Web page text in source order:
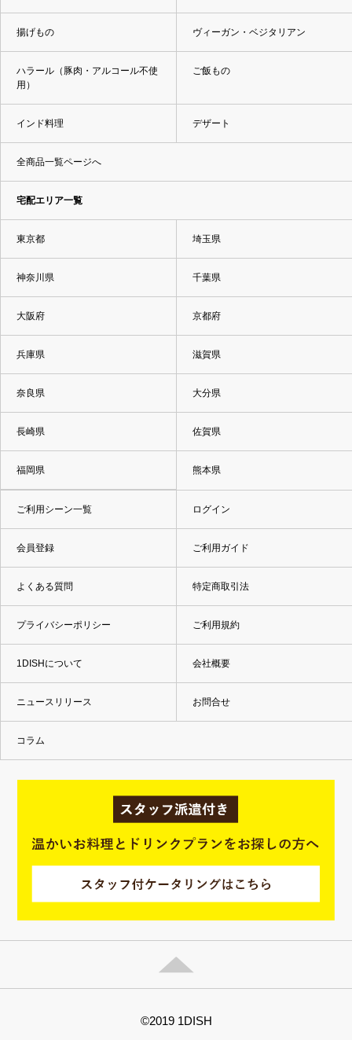
揚げもの ヴィーガン・ベジタリアン
ハラール（豚肉・アルコール不使
用）
ご飯もの
インド料理 デザート
全商品一覧ページへ
宅配エリア一覧
東京都 埼玉県
神奈川県 千葉県
大阪府 京都府
兵庫県 滋賀県
奈良県 大分県
長崎県 佐賀県
福岡県 熊本県
ご利用シーン一覧 ログイン
会員登録 ご利用ガイド
よくある質問 特定商取引法
プライバシーポリシー ご利用規約
1DISHについて 会社概要
ニュースリリース お問合せ
コラム
©2019 1DISH